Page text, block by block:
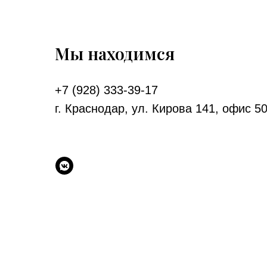
Мы находимся
+7 (928) 333-39-17
г. Краснодар, ул. Кирова 141, офис